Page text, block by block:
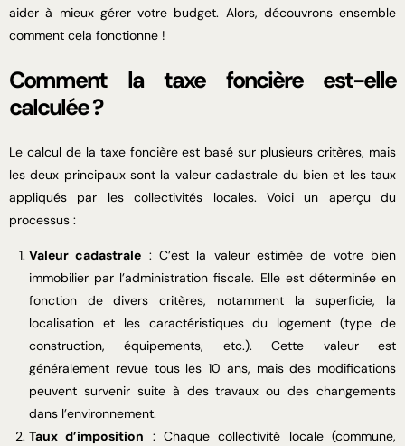
aider à mieux gérer votre budget. Alors, découvrons ensemble
comment cela fonctionne !
Comment la taxe foncière est-elle
calculée ?
Le calcul de la taxe foncière est basé sur plusieurs critères, mais
les deux principaux sont la valeur cadastrale du bien et les taux
appliqués par les collectivités locales. Voici un aperçu du
processus :
Valeur cadastrale : C’est la valeur estimée de votre bien
immobilier par l’administration fiscale. Elle est déterminée en
fonction de divers critères, notamment la superficie, la
localisation et les caractéristiques du logement (type de
construction, équipements, etc.). Cette valeur est
généralement revue tous les 10 ans, mais des modifications
peuvent survenir suite à des travaux ou des changements
dans l’environnement.
Taux d’imposition : Chaque collectivité locale (commune,